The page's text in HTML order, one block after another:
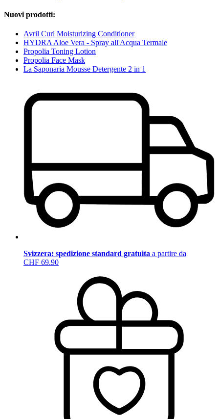
Nuovi prodotti:
Avril Curl Moisturizing Conditioner
HYDRA Aloe Vera - Spray all'Acqua Termale
Propolia Toning Lotion
Propolia Face Mask
La Saponaria Mousse Detergente 2 in 1
Svizzera: spedizione standard gratuita a partire da
CHF 69.90